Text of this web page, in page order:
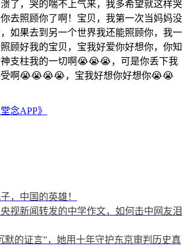
了，哭的喘不上气来，我多希望就这样哭
去照顾你了啊！宝贝，我第一次当妈妈没
如果去到另一个世界我还能照顾你，我一
顾好我的宝贝，宝我好爱你好想你，你知
支柱我的一切啊😭😭😭，可是你丢下我
受啊😭😭😭😭，宝我好想你好想你😭😭
堂念APP》
，中国的英雄！
视新闻转发的中学作文，如何击中网友泪
默的证言”，她用十年守护东京审判历史真